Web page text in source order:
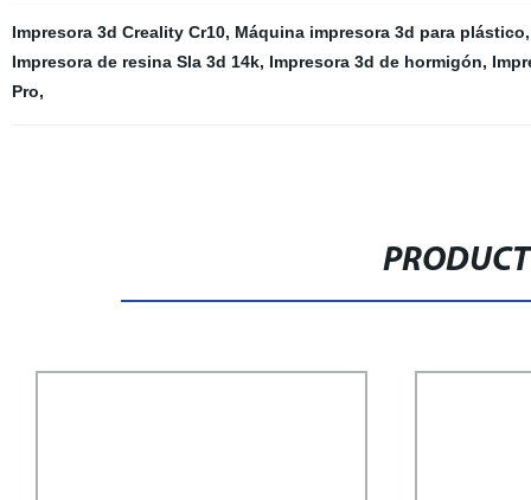
Impresora 3d Creality Cr10, Máquina impresora 3d para plástico
Impresora de resina Sla 3d 14k, Impresora 3d de hormigón,
Pro,